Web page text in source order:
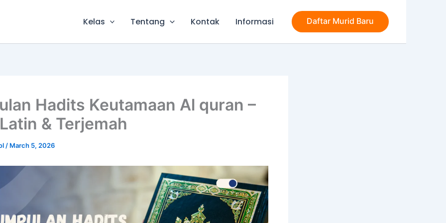
Kelas Tentang Kontak Informasi Daftar Murid Baru
Hadits Keutamaan Al quran –
& Terjemah
/ March 5, 2026